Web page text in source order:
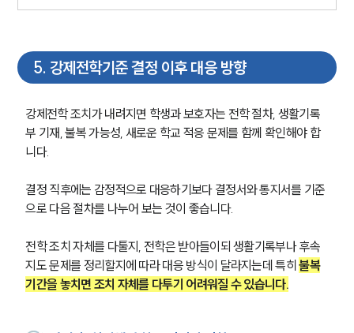
5. 강제전학기준 결정 이후 대응 방향
강제전학 조치가 내려지면 학생과 보호자는 전학 절차, 생활기록
부 기재, 불복 가능성, 새로운 학교 적응 문제를 함께 확인해야 합
니다.
결정 직후에는 감정적으로 대응하기보다 결정서와 통지서를 기준
으로 다음 절차를 나누어 보는 것이 좋습니다.
전학 조치 자체를 다툴지, 전학은 받아들이되 생활기록부나 후속
지도 문제를 정리할지에 따라 대응 방식이 달라지는데 특히 불복
기간을 놓치면 조치 자체를 다투기 어려워질 수 있습니다.